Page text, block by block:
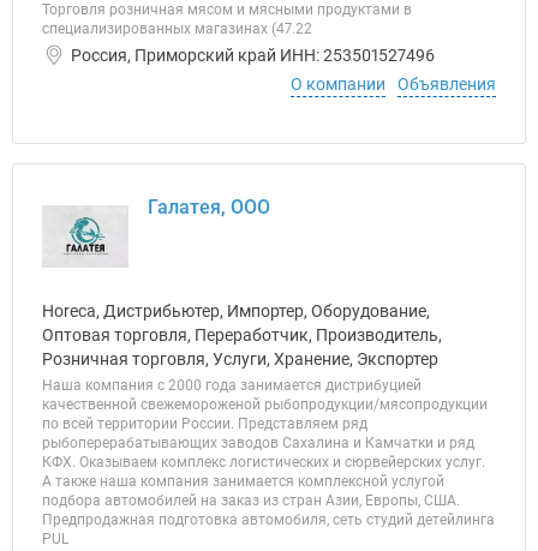
Торговля розничная мясом и мясными продуктами в
специализированных магазинах (47.22
Россия, Приморский край ИНН: 253501527496
О компании
Объявления
Галатея, ООО
Horeca, Дистрибьютер, Импортер, Оборудование,
Оптовая торговля, Переработчик, Производитель,
Розничная торговля, Услуги, Хранение, Экспортер
Наша компания с 2000 года занимается дистрибуцией
качественной свежемороженой рыбопродукции/мясопродукции
по всей территории России. Представляем ряд
рыбоперерабатывающих заводов Сахалина и Камчатки и ряд
КФХ. Оказываем комплекс логистических и сюрвейерских услуг.
А также наша компания занимается комплексной услугой
подбора автомобилей на заказ из стран Азии, Европы, США.
Предпродажная подготовка автомобиля, сеть студий детейлинга
PUL